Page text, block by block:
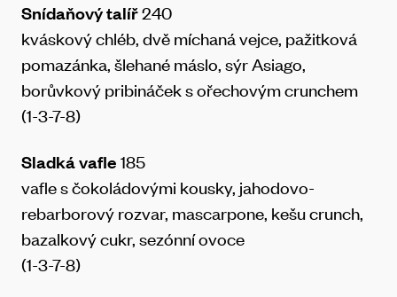
Snídaňový talíř240
kváskový chléb, dvě míchaná vejce, pažitková
pomazánka, šlehané máslo, sýr Asiago,
borůvkový pribináček s ořechovým crunchem
(1-3-7-8)
Sladká vafle185
vafle s čokoládovými kousky, jahodovo-
rebarborový rozvar, mascarpone, kešu crunch,
bazalkový cukr, sezónní ovoce
(1-3-7-8)